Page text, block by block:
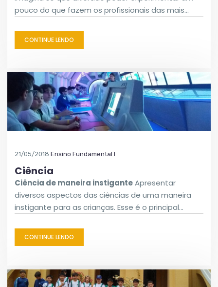
pouco do que fazem os profissionais das mais…
CONTINUE LENDO
21/05/2018 Ensino Fundamental I
Ciência
Ciência de maneira instiganteApresentar
diversos aspectos das ciências de uma maneira
instigante para as crianças. Esse é o principal…
CONTINUE LENDO